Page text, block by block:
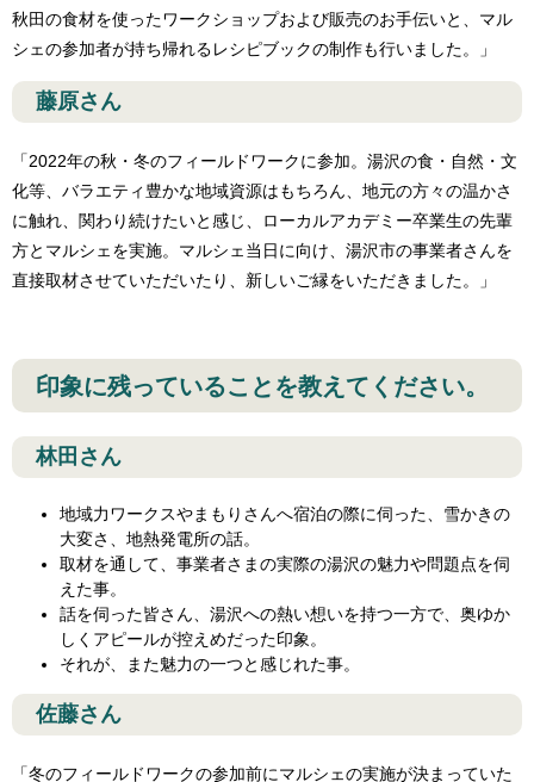
秋田の食材を使ったワークショップおよび販売のお手伝いと、マル
シェの参加者が持ち帰れるレシピブックの制作も行いました。」
藤原さん
「2022年の秋・冬のフィールドワークに参加。湯沢の食・自然・文
化等、バラエティ豊かな地域資源はもちろん、地元の方々の温かさ
に触れ、関わり続けたいと感じ、ローカルアカデミー卒業生の先輩
方とマルシェを実施。マルシェ当日に向け、湯沢市の事業者さんを
直接取材させていただいたり、新しいご縁をいただきました。」
印象に残っていることを教えてください。
林田さん
地域力ワークスやまもりさんへ宿泊の際に伺った、雪かきの
大変さ、地熱発電所の話。
取材を通して、事業者さまの実際の湯沢の魅力や問題点を伺
えた事。
話を伺った皆さん、湯沢への熱い想いを持つ一方で、奥ゆか
しくアピールが控えめだった印象。
それが、また魅力の一つと感じれた事。
佐藤さん
「冬のフィールドワークの参加前にマルシェの実施が決まっていた